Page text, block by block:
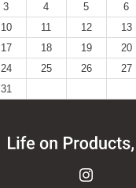
3 4 5 6
10 11 12 13
17 18 19 20
24 25 26 27
31